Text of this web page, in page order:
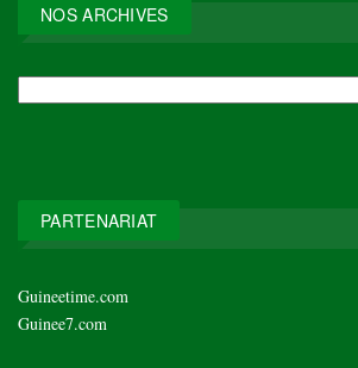
NOS ARCHIVES
PARTENARIAT
Guineetime.com
Guinee7.com